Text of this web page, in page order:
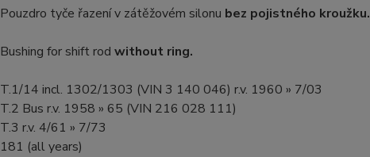
Pouzdro tyče řazení v zátěžovém silonu bez pojistného kroužku.
Bushing for shift rod without ring.
T.1/14 incl. 1302/1303 (VIN 3 140 046) r.v. 1960 » 7/03
T.2 Bus r.v. 1958 » 65 (VIN 216 028 111)
T.3 r.v. 4/61 » 7/73
181 (all years)